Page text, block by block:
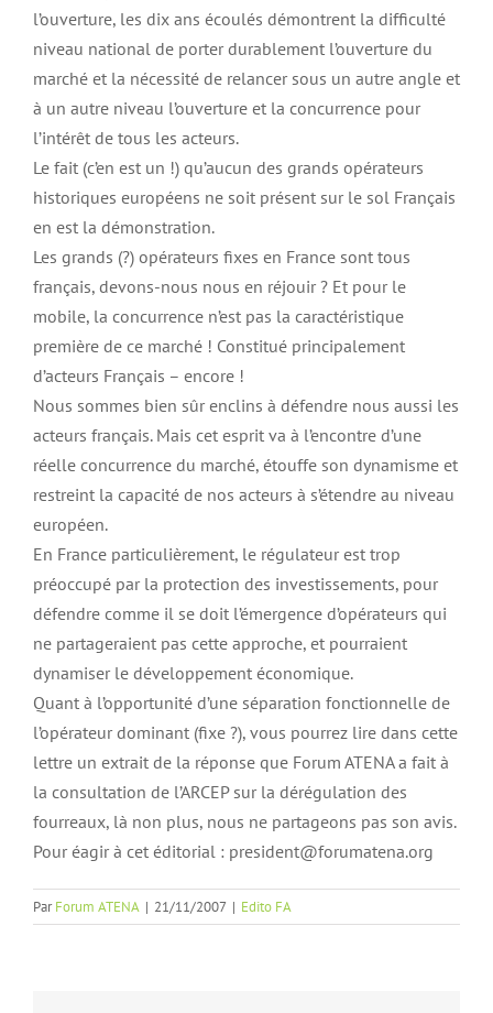
l’ouverture, les dix ans écoulés démontrent la difficulté
niveau national de porter durablement l’ouverture du
marché et la nécessité de relancer sous un autre angle et
à un autre niveau l’ouverture et la concurrence pour
l’intérêt de tous les acteurs.
Le fait (c’en est un !) qu’aucun des grands opérateurs
historiques européens ne soit présent sur le sol Français
en est la démonstration.
Les grands (?) opérateurs fixes en France sont tous
français, devons-nous nous en réjouir ? Et pour le
mobile, la concurrence n’est pas la caractéristique
première de ce marché ! Constitué principalement
d’acteurs Français – encore !
Nous sommes bien sûr enclins à défendre nous aussi les
acteurs français. Mais cet esprit va à l’encontre d’une
réelle concurrence du marché, étouffe son dynamisme et
restreint la capacité de nos acteurs à s’étendre au niveau
européen.
En France particulièrement, le régulateur est trop
préoccupé par la protection des investissements, pour
défendre comme il se doit l’émergence d’opérateurs qui
ne partageraient pas cette approche, et pourraient
dynamiser le développement économique.
Quant à l’opportunité d’une séparation fonctionnelle de
l’opérateur dominant (fixe ?), vous pourrez lire dans cette
lettre un extrait de la réponse que Forum ATENA a fait à
la consultation de l’ARCEP sur la dérégulation des
fourreaux, là non plus, nous ne partageons pas son avis.
Pour éagir à cet éditorial : president@forumatena.org
ParForum ATENA | 21/11/2007 | Edito FA